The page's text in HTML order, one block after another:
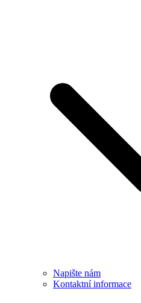
Napište nám
Kontaktní informace